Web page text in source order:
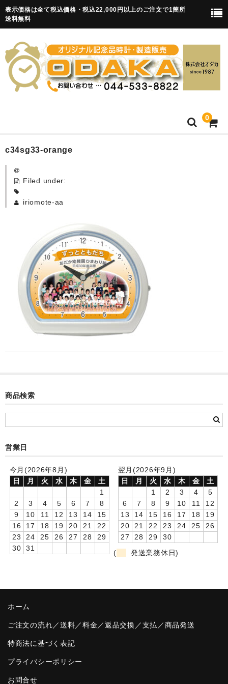
表示価格は全て税込価格・税込22,000円以上のご注文で1箇所
送料無料
0
HOME
卒園記念品
カード付フォトフレームクロック(集合)
目覚まし時計(集合＋個別)
メロディ時計(集合)
音声時計(集合)
目覚まし時計(個別)
お絵かきギャラリー
自作オリジナル時計
卒園DVDアルバム
卒業記念品
音声入りフォトフレームクロック(集合)
音声入りフォトフレームクロック(校歌)
目覚まし時計(集合)
温湿度計付目覚まし時計
制服メモリー
c34sg33-orange
Filed under:
iriomote-aa
商品検索
営業日
今月(2026年8月)
日
月 火 水 木 金
土
1
2
3 4 5 6 7
8
9
10 11 12 13 14
15
16
17 18 19 20 21
22
23
24 25 26 27 28
29
30
31
翌月(2026年9月)
日
月 火 水 木 金
土
1
2 3 4
5
6
7 8 9 10 11
12
13
14 15 16 17 18
19
20
21 22 23 24 25
26
27
28 29
30
(
発送業務休日)
ホーム
ご注文の流れ／送料／料金／返品交換／支払／商品発送
特商法に基づく表記
プライバシーポリシー
お問合せ